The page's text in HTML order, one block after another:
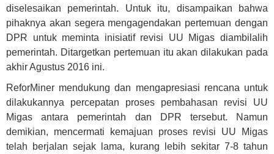
diselesaikan pemerintah. Untuk itu, disampaikan bahwa
pihaknya akan segera mengagendakan pertemuan dengan
DPR untuk meminta inisiatif revisi UU Migas diambilalih
pemerintah. Ditargetkan pertemuan itu akan dilakukan pada
akhir Agustus 2016 ini.
ReforMiner mendukung dan mengapresiasi rencana untuk
dilakukannya percepatan proses pembahasan revisi UU
Migas antara pemerintah dan DPR tersebut. Namun
demikian, mencermati kemajuan proses revisi UU Migas
telah berjalan sejak lama, kurang lebih sekitar 7-8 tahun